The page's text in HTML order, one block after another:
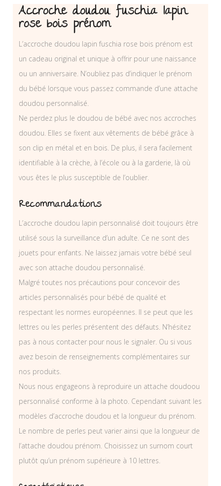
Accroche doudou fuschia lapin
rose bois prénom
L’accroche doudou lapin fuschia rose bois prénom est
un cadeau original et unique à offrir pour une naissance
ou un anniversaire. N’oubliez pas d’indiquer le prénom
du bébé lorsque vous passez commande d’une attache
doudou personnalisé.
Ne perdez plus le doudou de bébé avec nos accroches
doudou. Elles se fixent aux vêtements de bébé grâce à
son clip en métal et en bois. De plus, il sera facilement
identifiable à la crèche, à l’école ou à la garderie, là où
vous êtes le plus susceptible de l’oublier.
Recommandations
L’accroche doudou lapin personnalisé doit toujours être
utilisé sous la surveillance d’un adulte. Ce ne sont des
jouets pour enfants. Ne laissez jamais votre bébé seul
avec son attache doudou personnalisé.
Malgré toutes nos précautions pour concevoir des
articles personnalisés pour bébé de qualité et
respectant les normes européennes. Il se peut que les
lettres ou les perles présentent des défauts. N’hésitez
pas à nous contacter pour nous le signaler. Ou si vous
avez besoin de renseignements complémentaires sur
nos produits.
Nous nous engageons à reproduire un attache doudoou
personnalisé conforme à la photo. Cependant suivant les
modèles d’accroche doudou et la longueur du prénom.
Le nombre de perles peut varier ainsi que la longueur de
l’attache doudou prénom. Choisissez un surnom court
plutôt qu’un prénom supérieure à 10 lettres.